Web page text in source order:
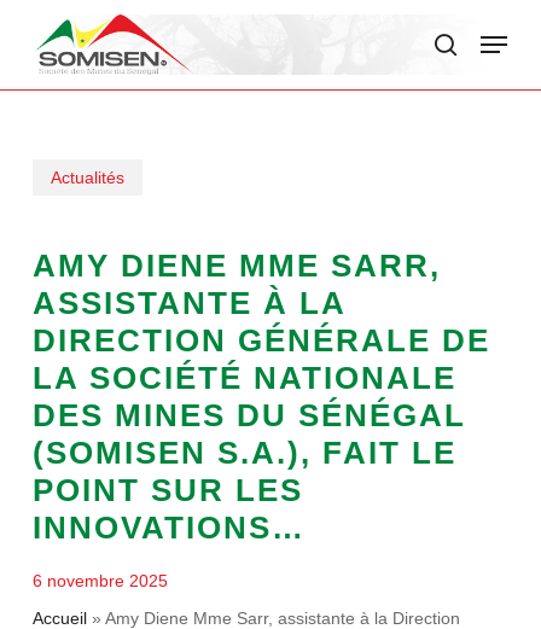
Menu
Actualités
AMY DIENE MME SARR,
ASSISTANTE À LA
DIRECTION GÉNÉRALE DE
LA SOCIÉTÉ NATIONALE
DES MINES DU SÉNÉGAL
(SOMISEN S.A.), FAIT LE
POINT SUR LES
INNOVATIONS…
6 novembre 2025
Accueil» Amy Diene Mme Sarr, assistante à la Direction